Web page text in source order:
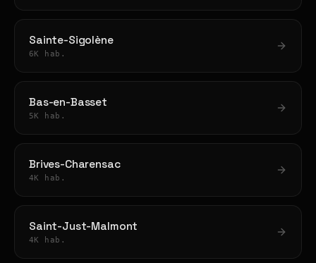
Sainte-Sigolène
6K hab.
Bas-en-Basset
5K hab.
Brives-Charensac
4K hab.
Saint-Just-Malmont
4K hab.